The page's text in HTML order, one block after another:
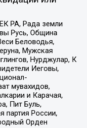
РА, Рада земли
Русь, Община
Беловодья,
Мужская
Нурджулар, К
Иеговы,
мувахидов,
и Карачая,
Пит Буль,
партия России,
Орден